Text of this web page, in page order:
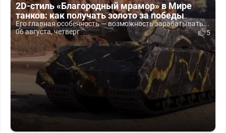
2D-стиль «Благородный мрамор» в Мире
танков: как получать золото за победы
Его главная особенность — возможность зарабатывать...
06 августа, четверг
5